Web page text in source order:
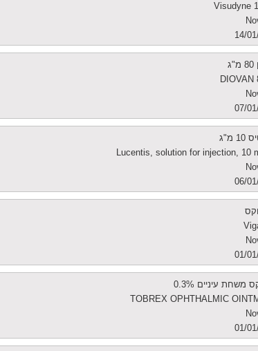
Visudyne
14/
DIOVAN
07/
מ"ג
Lucentis, solution for injection, 10
06/
01/
משחת עיניים 0.3%
TOBREX OPHTHALMIC
01/